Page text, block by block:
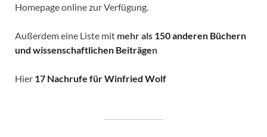
Homepage online zur Verfügung.
Außerdem eine Liste mit mehr als 150 anderen Büchern
und wissenschaftlichen Beiträgen
Hier 17 Nachrufe für Winfried Wolf